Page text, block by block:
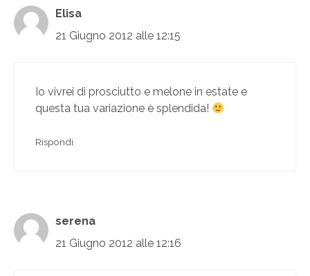
Elisa
21 Giugno 2012 alle 12:15
Io vivrei di prosciutto e melone in estate e
questa tua variazione è splendida!
Rispondi
serena
21 Giugno 2012 alle 12:16